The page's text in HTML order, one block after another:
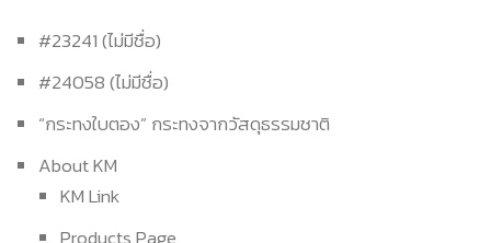
#23241 (ไม่มีชื่อ)
#24058 (ไม่มีชื่อ)
“กระทงใบตอง” กระทงจากวัสดุธรรมชาติ
About KM
KM Link